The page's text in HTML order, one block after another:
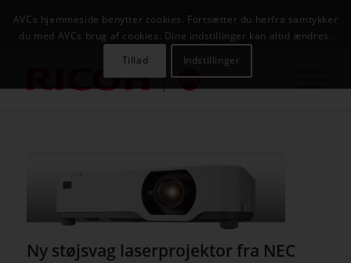
AVC INFOSYSTEM
Ny støjsvag laserprojektor fra NEC
AVCs hjemmeside benytter cookies. Fortsætter du herfra samtykker
du med AVCs brug af cookies. Dine indstillinger kan altid ændres.
Tillad
Indstillinger